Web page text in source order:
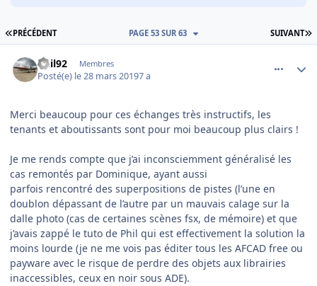
PREMIÈRE PAGE
PRÉCÉDENT SUIVANT
PAGE 53 SUR 63
Phil92 Membres
Posté(e) le 28 mars 20197 a
Merci beaucoup pour ces échanges très instructifs, les
tenants et aboutissants sont pour moi beaucoup plus clairs !
Je me rends compte que j’ai inconsciemment généralisé les
cas remontés par Dominique, ayant aussi
parfois rencontré des superpositions de pistes (l’une en
doublon dépassant de l’autre par un mauvais calage sur la
dalle photo (cas de certaines scènes fsx, de mémoire) et que
j’avais zappé le tuto de Phil qui est effectivement la solution la
moins lourde (je ne me vois pas éditer tous les AFCAD free ou
payware avec le risque de perdre des objets aux librairies
inaccessibles, ceux en noir sous ADE).